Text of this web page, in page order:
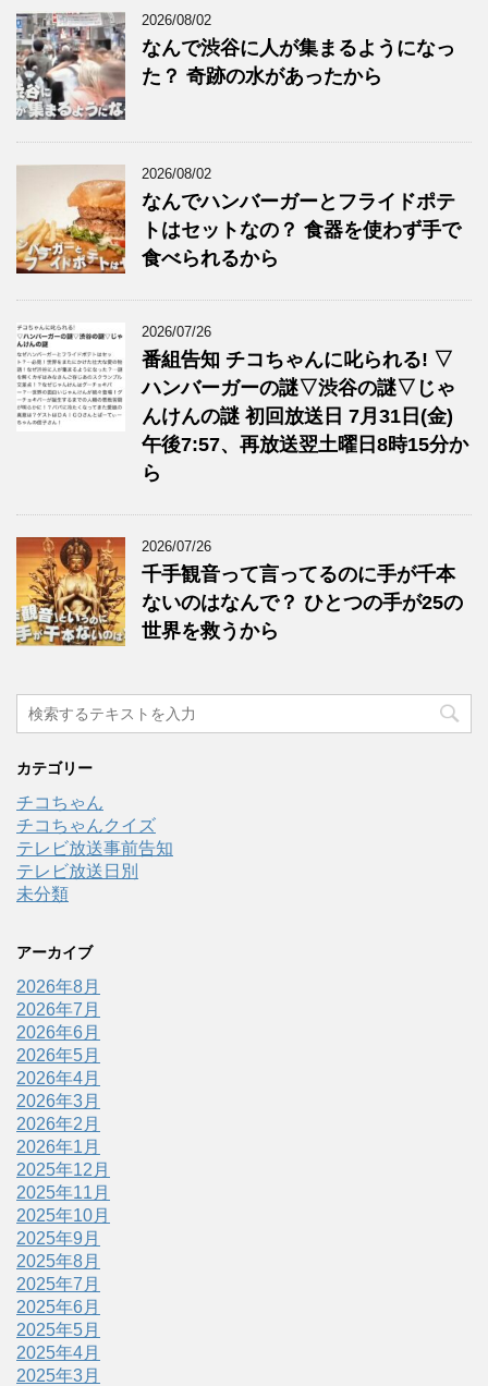
2026/08/02
なんで渋谷に人が集まるようになっ
た？ 奇跡の水があったから
2026/08/02
なんでハンバーガーとフライドポテ
トはセットなの？ 食器を使わず手で
食べられるから
2026/07/26
番組告知 チコちゃんに叱られる! ▽
ハンバーガーの謎▽渋谷の謎▽じゃ
んけんの謎 初回放送日 7月31日(金)
午後7:57、再放送翌土曜日8時15分か
ら
2026/07/26
千手観音って言ってるのに手が千本
ないのはなんで？ ひとつの手が25の
世界を救うから
カテゴリー
チコちゃん
チコちゃんクイズ
テレビ放送事前告知
テレビ放送日別
未分類
アーカイブ
2026年8月
2026年7月
2026年6月
2026年5月
2026年4月
2026年3月
2026年2月
2026年1月
2025年12月
2025年11月
2025年10月
2025年9月
2025年8月
2025年7月
2025年6月
2025年5月
2025年4月
2025年3月